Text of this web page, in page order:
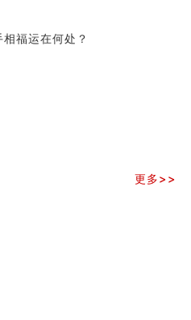
官克夫？
淺析七）
够遇到姻缘结婚？
福运在何处？
更多>>